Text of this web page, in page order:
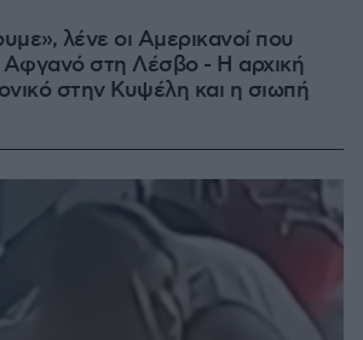
λένε οι Αμερικανοί που
Αφγανό στη Λέσβο - Η αρχική
στην Κυψέλη και η σιωπή